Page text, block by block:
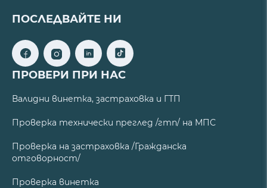
ПОСЛЕДВАЙТЕ НИ
ПРОВЕРИ ПРИ НАС
Валидни винетка, застраховка и ГТП
Проверка технически преглед /гтп/ на МПС
Проверка на застраховка /Гражданска
отговорност/
Проверка винетка